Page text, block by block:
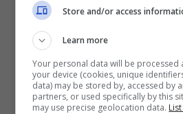
l’Ucraina non riuscirà ad
l’Eurovision Song
spetterebbe di diritto a
vittoria di una sua band,
Store and/or access
Learn more
Your personal data will be
your device (cookies, unique
data) may be stored by, accessed by
partners, or used specifically by this
may use precise geolocation data.